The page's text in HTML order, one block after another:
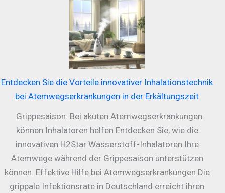
Entdecken Sie die Vorteile innovativer Inhalationstechnik
bei Atemwegserkrankungen in der Erkältungszeit
Grippesaison: Bei akuten Atemwegserkrankungen
können Inhalatoren helfen Entdecken Sie, wie die
innovativen H2Star Wasserstoff-Inhalatoren Ihre
Atemwege während der Grippesaison unterstützen
können. Effektive Hilfe bei Atemwegserkrankungen Die
grippale Infektionsrate in Deutschland erreicht ihren